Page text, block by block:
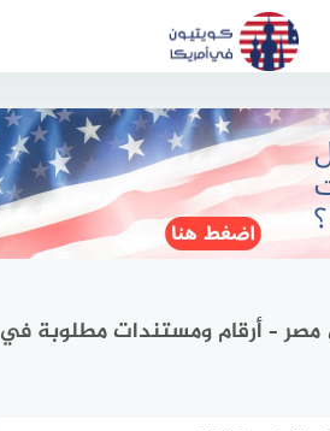
– أرقام ومستندات مطلوبة في 2022